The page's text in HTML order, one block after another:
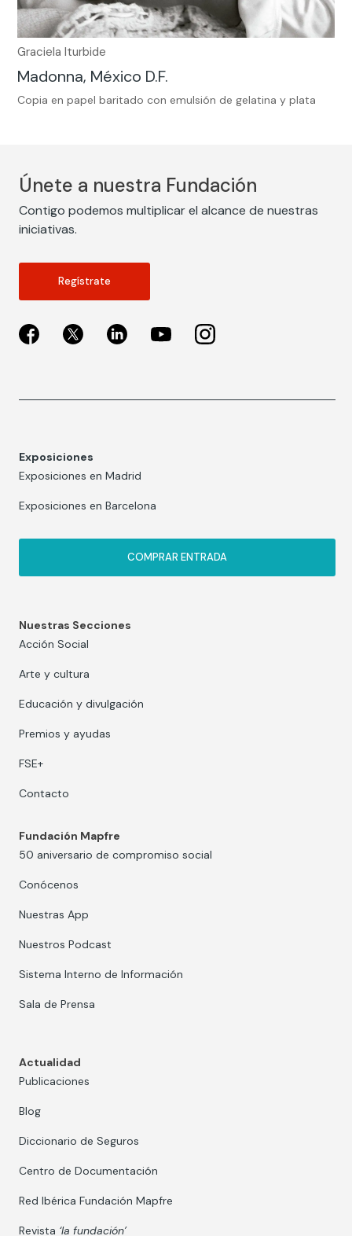
Graciela Iturbide
Madonna, México D.F.
Copia en papel baritado con emulsión de gelatina y plata
Únete a nuestra Fundación
Contigo podemos multiplicar el alcance de nuestras
iniciativas.
Regístrate
Exposiciones
Exposiciones en Madrid
Exposiciones en Barcelona
COMPRAR ENTRADA
Nuestras Secciones
Acción Social
Arte y cultura
Educación y divulgación
Premios y ayudas
FSE+
Contacto
Fundación Mapfre
50 aniversario de compromiso social
Conócenos
Nuestras App
Nuestros Podcast
Sistema Interno de Información
Sala de Prensa
Actualidad
Publicaciones
Blog
Diccionario de Seguros
Centro de Documentación
Red Ibérica Fundación Mapfre
Revista ‘la fundación’